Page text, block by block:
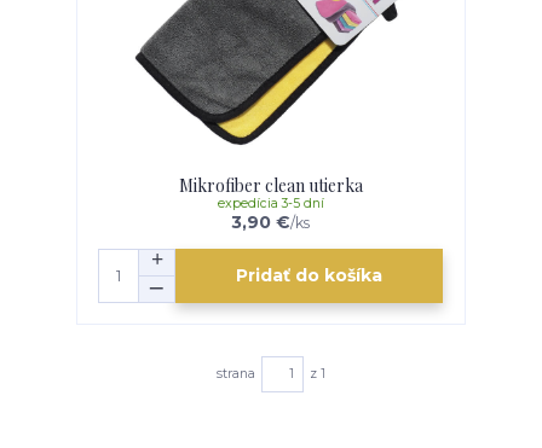
Mikrofiber clean utierka
3,90 €/ks
expedícia 3-5 dní
Pridať do košíka
strana z 1